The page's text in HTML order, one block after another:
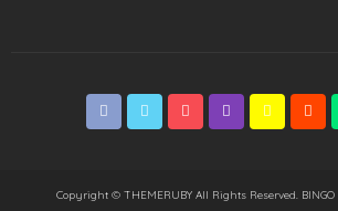
Copyright © THEMERUBY All Rights Reserved.